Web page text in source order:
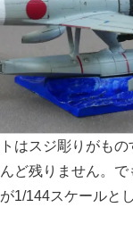
はスジ彫りがも
ど残りません。
1/144スケールと